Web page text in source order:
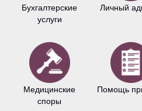
Бухгалтерские
услуги
Медицинские
споры
Личный
Помощь